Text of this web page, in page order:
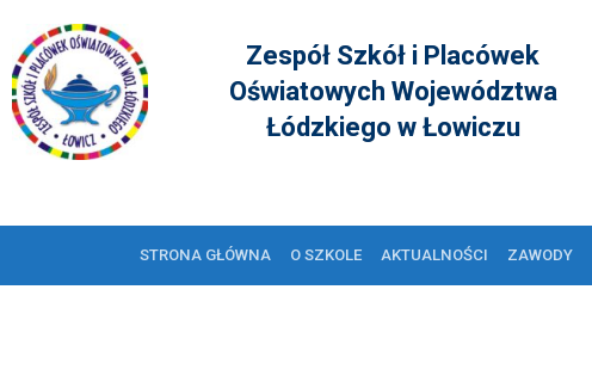
Zespół Szkół i Placówek
Oświatowych Województwa
Łódzkiego w Łowiczu
STRONA GŁÓWNA O SZKOLE AKTUALNOŚCI ZAWODY